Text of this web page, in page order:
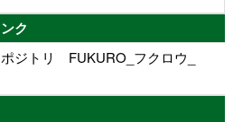
ク
ジトリ FUKURO_フクロウ_